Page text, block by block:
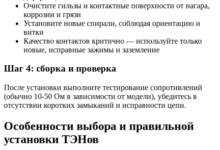
Очистите гильзы и контактные поверхности от нагара,
коррозии и грязи
Установите новые спирали, соблюдая ориентацию и
витки
Качество контактов критично — используйте только
новые, исправные зажимы и заземление
Шаг 4: сборка и проверка
После установки выполните тестирование сопротивлений
(обычно 10-50 Ом в зависимости от модели), убедитесь в
отсутствии коротких замыканий и исправности цепи.
Особенности выбора и правильной
установки ТЭНов